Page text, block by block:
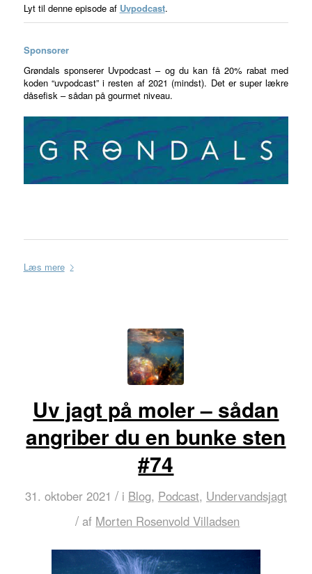
Lyt til denne episode af Uvpodcast.
Sponsorer
Grøndals sponserer Uvpodcast – og du kan få 20% rabat med
koden “uvpodcast” i resten af 2021 (mindst). Det er super lækre
dåsefisk – sådan på gourmet niveau.
Læs mere
Uv jagt på moler – sådan
angriber du en bunke sten
#74
31. oktober 2021 / i Blog, Podcast, Undervandsjagt
/ af Morten Rosenvold Villadsen